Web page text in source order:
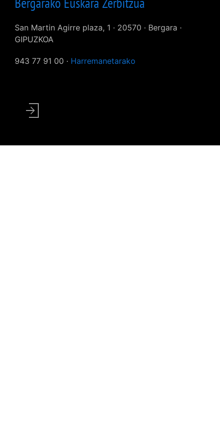
San Martin Agirre plaza, 1 · 20570 · Bergara ·
GIPUZKOA
943 77 91 00 · Harremanetarako
User
account